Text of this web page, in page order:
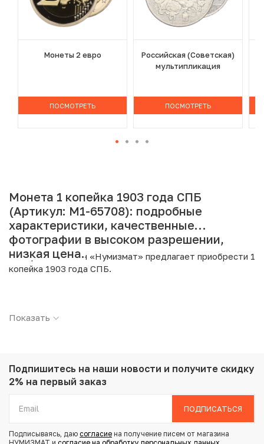
Монеты 2 евро
ПОСМОТРЕТЬ
Российская (Советская)
мультипликация
ПОСМОТРЕТЬ
Монета 1 копейка 1903 года СПБ
(Артикул: M1-65708): подробные
характеристики, качественные
фотографии в высоком разрешении,
низкая цена.
Интернет магазин «Нумизмат» предлагает приобрести 1
копейка 1903 года СПБ.
Страна: Российская Империя
Металл: Медь
Вес: 3.3 г
Тираж: 74.400.000
Показать
Подпишитесь на наши новости и получите скидку
2% на первый заказ
ПОДПИСАТЬСЯ
Подписываясь, даю согласие на получение писем от магазина